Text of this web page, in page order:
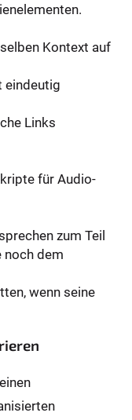
Kontext auf
eindeutig
Links
für Audio-
zum Teil
dem
wenn seine